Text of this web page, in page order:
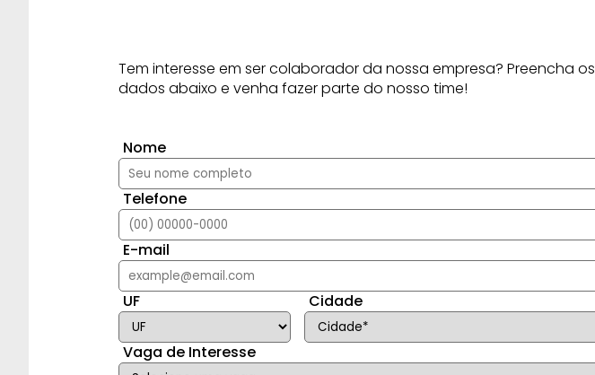
Tem interesse em ser colaborador da nossa empresa? Preencha os
dados abaixo e venha fazer parte do nosso time!
Nome
Telefone
E-mail
UF Cidade
Vaga de Interesse